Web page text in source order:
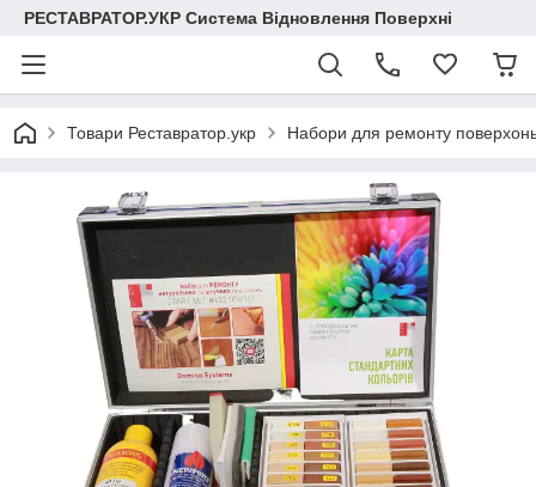
РЕСТАВРАТОР.УКР Система Відновлення Поверхні
Товари Реставратор.укр Набори для ремонту